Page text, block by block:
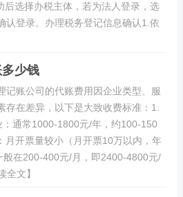
后选择办税主体，若为法人登录，选
认登录。办理税务登记信息确认1.依
少钱
记账公司的代账费用因企业类型、服
在差异，以下是大致收费标准：1.
：通常1000-1800元/年，约100-150
月开票量较小（月开票10万以内，年
在200-400元/月，即2400-4800元/
全文】